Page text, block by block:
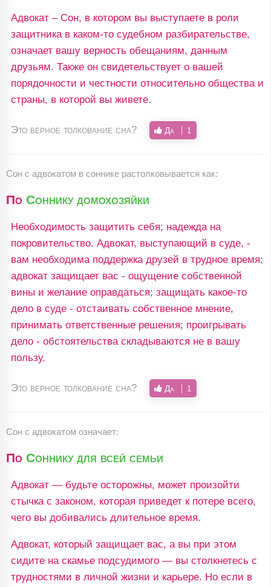
Адвокат – Сон, в котором вы выступаете в роли
защитника в каком-то судебном разбирательстве,
означает вашу верность обещаниям, данным
друзьям. Также он свидетельствует о вашей
порядочности и честности относительно общества и
страны, в которой вы живете.
Это верное толкование сна? Да 1
Сон c адвокатом в соннике растолковывается как:
По Соннику домохозяйки
Необходимость защитить себя; надежда на
покровительство. Адвокат, выступающий в суде, -
вам необходима поддержка друзей в трудное время;
адвокат защищает вас - ощущение собственной
вины и желание оправдаться; защищать какое-то
дело в суде - отстаивать собственное мнение,
принимать ответственные решения; проигрывать
дело - обстоятельства складываются не в вашу
пользу.
Это верное толкование сна? Да 1
Сон с адвокатом означает:
По Соннику для всей семьи
Адвокат — будьте осторожны, может произойти
стычка с законом, которая приведет к потере всего,
чего вы добивались длительное время.
Адвокат, который защищает вас, а вы при этом
сидите на скамье подсудимого — вы столкнетесь с
трудностями в личной жизни и карьере. Но если в